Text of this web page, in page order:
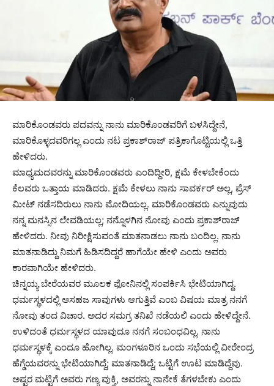
ಮಾರಿಕೊಂಡವರು ಪದವನ್ನು ನಾನು ಮಾರಿಕೊಂಡವರಿಗೆ ಬಳಸಿದ್ದೇನೆ,
ಮಾರಿಕೊಳ್ಳದವರಿಗಲ್ಲ ಎಂದು ನಟ ಪ್ರಕಾಶ್‍ರಾಜ್ ಪತ್ರಿಕಾಗೊಟ್ಟಿಯಲ್ಲಿ ಒತ್ತಿ
ಹೇಳಿದರು.
ಮಾಧ್ಯಮದವರನ್ನು ಮಾರಿಕೊಂಡವರು ಎಂದಿದ್ದೀರಿ, ಕ್ಷಮೆ ಕೇಳಬೇಕೆಂದು
ಕೆಲವರು ಒತ್ತಾಯ ಮಾಡಿದರು. ಕ್ಷಮೆ ಕೇಳಲು ನಾನು ಸಾವರ್ಕರ್ ಅಲ್ಲ, ಪ್ರೆಸ್
ಮೀಟ್ ನಡೆಸದಿರುಲು ನಾನು ಮೋದಿಯಲ್ಲ. ಮಾರಿಕೊಂಡವರು ಎನ್ನುವುದು
ನನ್ನ ಮನಸ್ಸಿನ ಲೇವಡಿಯಲ್ಲ; ನನ್ನೊಳಗಿನ ನೋವು ಎಂದು ಪ್ರಕಾಶ್‍ರಾಜ್
ಹೇಳಿದರು. ನೀವು ನಿರೀಕ್ಷಿಸುವಂತೆ ಮಾತನಾಡಲು ನಾನು ಬಂದಿಲ್ಲ. ನಾನು
ಮಾತನಾಡಿದ್ದು ನಿಮಗೆ ಹಿಡಿಸದಿದ್ದರೆ ಹಾಗೆಯೇ ಹೇಳಿ ಎಂದು ಅವರು
ಕಾರವಾಗಿಯೇ ಹೇಳಿದರು.
ಚಿನ್ನಯ್ಯ ಬೇರೆಯವರ ಮೂಲಕ ಫೋನಿನಲ್ಲಿ ಸಂಪರ್ಕಿಸಿ ಭೇಟಿಯಾಗಿದ್ದ.
ಧರ್ಮಸ್ಥಳದಲ್ಲಿ ಅಸಹಜ ಸಾವುಗಳು ಆಗುತ್ತಿವೆ ಎಂಬ ವಿಷಯ ಮಾತ್ರ ನನಗೆ
ನೋವು ತಂದ ವಿಚಾರ. ಅದರ ಸಮಗ್ರ ತನಿಖೆ ನಡೆಯಲಿ ಎಂದು ಹೇಳಿದ್ದೇನೆ.
ಉಳಿದಂತೆ ಧರ್ಮಸ್ಥಳದ ಯಾವುದೂ ನನಗೆ ಸಂಬಂಧವಿಲ್ಲ. ನಾನು
ಧರ್ಮಸ್ಥಳಕ್ಕೆ ಎಂದೂ ಹೋಗಿಲ್ಲ. ಮಂಗಳೂರಿನ ಒಂದು ಸಭೆಯಲ್ಲಿ ವೀರೇಂದ್ರ
ಹೆಗ್ಡೆಯವರನ್ನು ಭೇಟಿಯಾಗಿದ್ದೆ; ಮಾತನಾಡಿದ್ದೆ; ಒಟ್ಟಿಗೆ ಊಟ ಮಾಡಿದ್ದೆವು.
ಅಷ್ಟರ ಮಟ್ಟಿಗೆ ಅವರು ಗಣ್ಯ ವುಕ್ತಿ, ಅವರನ್ನು ನಾನೇಕೆ ತೆಗಳಬೇಕು ಎಂದು